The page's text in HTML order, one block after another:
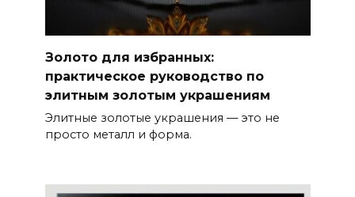
Золото для избранных:
практическое руководство по
элитным золотым украшениям
Элитные золотые украшения — это не
просто металл и форма.